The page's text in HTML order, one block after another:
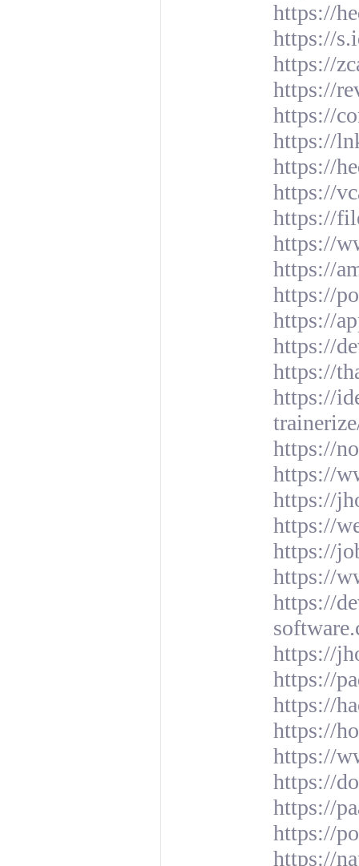
https://
https://
https://
https://
https://
https://
https://
https://
https://
https://
https://
https://
https://
https://
https://
https://
https://
https://
https://
https://
https://
https://
https://
https://
https://
https://
https://
https://
https://
https://
https://
https://